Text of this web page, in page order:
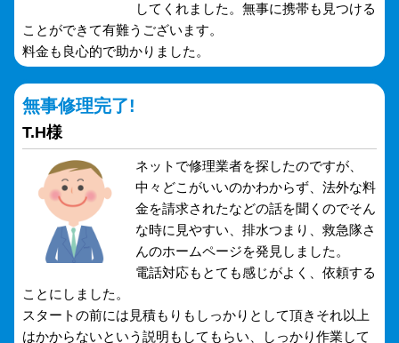
してくれました。無事に携帯も見つける
ことができて有難うございます。
料金も良心的で助かりました。
無事修理完了!
T.H様
ネットで修理業者を探したのですが、
中々どこがいいのかわからず、法外な料
金を請求されたなどの話を聞くのでそん
な時に見やすい、排水つまり、救急隊さ
んのホームページを発見しました。
電話対応もとても感じがよく、依頼する
ことにしました。
スタートの前には見積もりもしっかりとして頂きそれ以上
はかからないという説明もしてもらい、しっかり作業して